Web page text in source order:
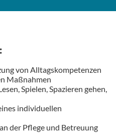
von Alltagskompetenzen
Maßnahmen
Spielen, Spazieren gehen,
individuellen
der Pflege und Betreuung